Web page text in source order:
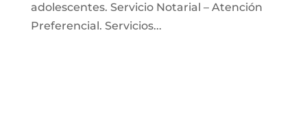
adolescentes. Servicio Notarial – Atención
Preferencial. Servicios...